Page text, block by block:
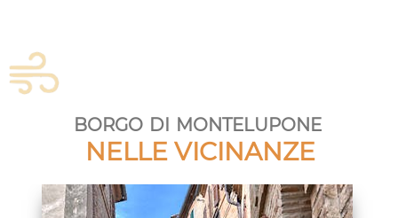
borgo di montelupone
NELLE VICINANZE